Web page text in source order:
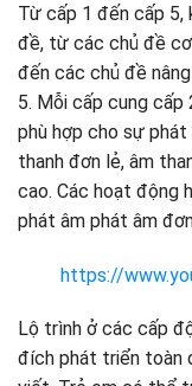
Từ cấp 1 đến cấp 5,
đề, từ các chủ đề
đến các chủ đề
5. Mỗi cấp cung cấp
phù hợp cho sự
thanh đơn lẻ, âm
cao. Các hoạt động
phát âm phát âm
https://
Lộ trình ở các cấp
đích phát triển toàn